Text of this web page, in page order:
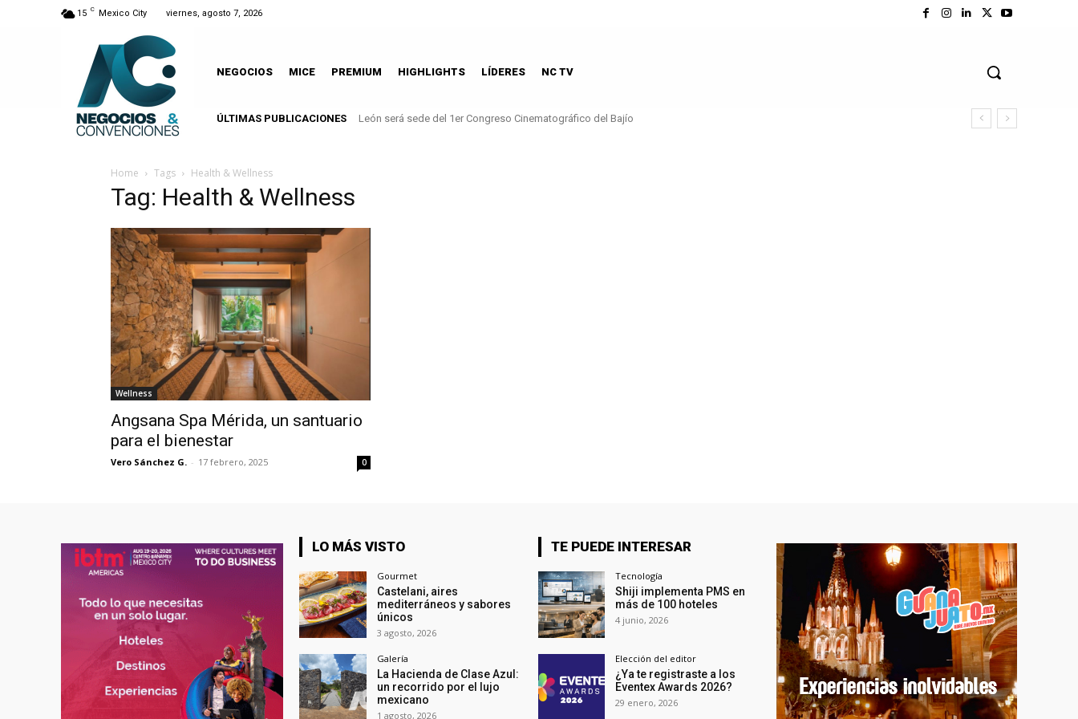
15 C Mexico City viernes, agosto 7, 2026
NEGOCIOS MICE PREMIUM HIGHLIGHTS LÍDERES NC TV
ÚLTIMAS PUBLICACIONES León será sede del 1er Congreso Cinematográfico del Bajío
Home Tags Health & Wellness
Tag: Health & Wellness
Wellness
Angsana Spa Mérida, un santuario
para el bienestar
Vero Sánchez G. - 17 febrero, 2025 0
LO MÁS VISTO
Gourmet
Castelani, aires
mediterráneos y sabores
únicos
3 agosto, 2026
Galería
La Hacienda de Clase Azul:
un recorrido por el lujo
mexicano
1 agosto, 2026
TE PUEDE INTERESAR
Tecnología
Shiji implementa PMS en
más de 100 hoteles
4 junio, 2026
Elección del editor
¿Ya te registraste a los
Eventex Awards 2026?
29 enero, 2026